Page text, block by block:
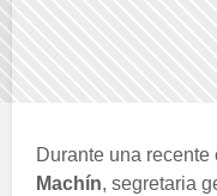
Durante una recente
Machín, segretaria